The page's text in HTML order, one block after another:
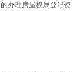
办理房屋权属登记资